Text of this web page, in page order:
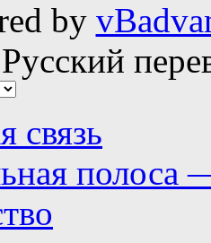
by
Русский
связь
полоса